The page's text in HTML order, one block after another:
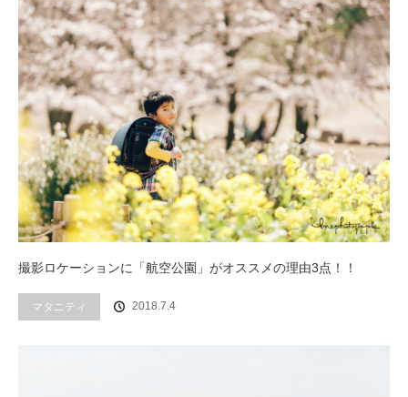
撮影ロケーションに「航空公園」がオススメの理由3点！！
マタニティ 2018.7.4